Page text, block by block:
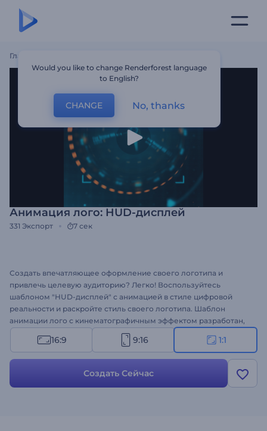
Главная
Анимация лого: HUD-дисплей
331 Экспорт 7 сек
Создать впечатляющее оформление своего логотипа и
привлечь целевую аудиторию? Легко! Воспользуйтесь
шаблоном "HUD-дисплей" с анимацией в стиле цифровой
реальности и раскройте стиль своего логотипа. Шаблон
анимации лого с кинематографичным эффектом разработан,
чтобы подчеркнуть уникальность вашего бренда. Просто
загрузите свой логотип, введите текст и наслаждайтесь
16:9 9:16 1:1
Создать Сейчас
Would you like to change Renderforest language
to English?
CHANGE No, thanks